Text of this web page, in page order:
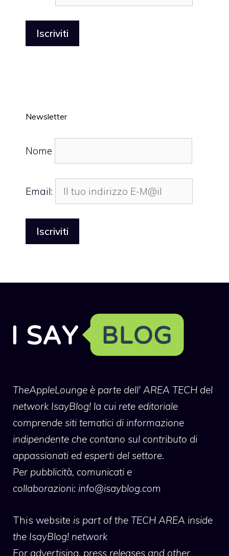
Newsletter
Nome
Email:
TheAppleLounge è parte dell' AREA TECH del
network IsayBlog! la cui rete editoriale
comprende siti tematici di informazione
indipendente che contano sul contributo di
appassionati ed esperti del settore.
Per pubblicità, comunicati e
collaborazioni: info@isayblog.com
This website is part of the TECH AREA inside
the IsayBlog! network
For advertising, press releases and other